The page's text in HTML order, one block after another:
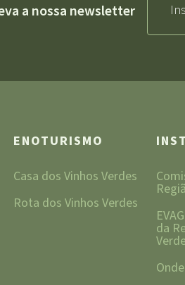
a nossa newsletter
ENOTURISMO
Casa dos Vinhos Verdes
Rota dos Vinhos Verdes
da